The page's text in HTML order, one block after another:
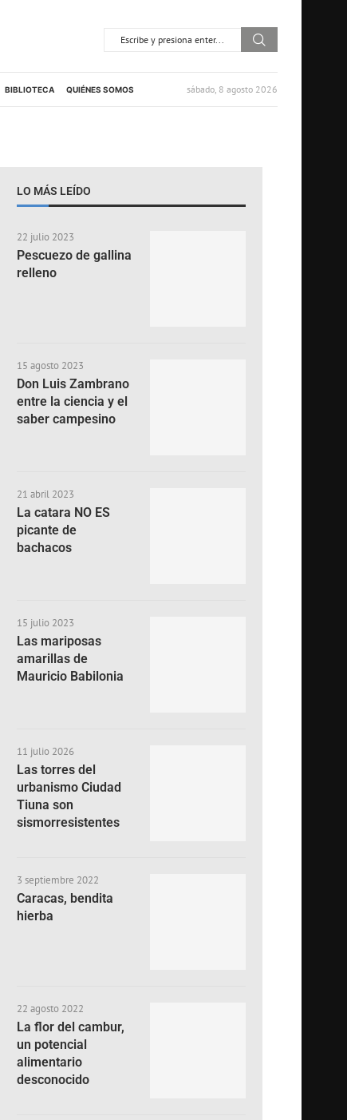
BIBLIOTECA QUIÉNES SOMOS sábado, 8 agosto 2026
LO MÁS LEÍDO
22 julio 2023
Pescuezo de gallina
relleno
15 agosto 2023
Don Luis Zambrano
entre la ciencia y el
saber campesino
21 abril 2023
La catara NO ES
picante de
bachacos
15 julio 2023
Las mariposas
amarillas de
Mauricio Babilonia
11 julio 2026
Las torres del
urbanismo Ciudad
Tiuna son
sismorresistentes
3 septiembre 2022
Caracas, bendita
hierba
22 agosto 2022
La flor del cambur,
un potencial
alimentario
desconocido